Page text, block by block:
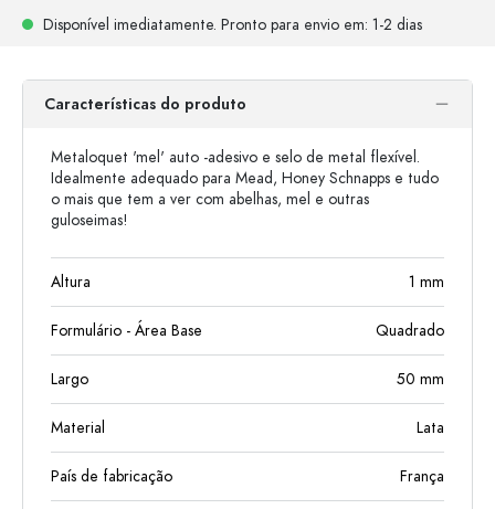
Disponível imediatamente. Pronto para envio em: 1-2 dias
Características do produto
Metaloquet 'mel' auto -adesivo e selo de metal flexível.
Idealmente adequado para Mead, Honey Schnapps e tudo
o mais que tem a ver com abelhas, mel e outras
guloseimas!
Altura 1 mm
Formulário - Área Base Quadrado
Largo 50 mm
Material Lata
País de fabricação França